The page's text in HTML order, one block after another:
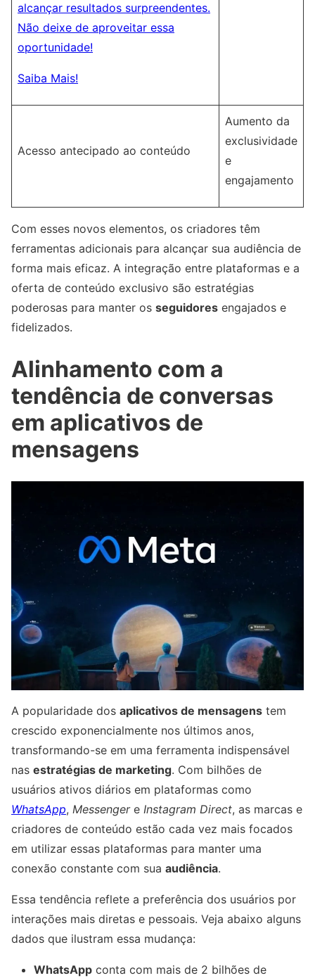
alcançar resultados surpreendentes.
Não deixe de aproveitar essa
oportunidade!
Saiba Mais!
Acesso antecipado ao conteúdo
Aumento da
exclusividade
e
engajamento
Com esses novos elementos, os criadores têm
ferramentas adicionais para alcançar sua audiência de
forma mais eficaz. A integração entre plataformas e a
oferta de conteúdo exclusivo são estratégias
poderosas para manter os seguidores engajados e
fidelizados.
Alinhamento com a
tendência de conversas
em aplicativos de
mensagens
A popularidade dos aplicativos de mensagens tem
crescido exponencialmente nos últimos anos,
transformando-se em uma ferramenta indispensável
nas estratégias de marketing. Com bilhões de
usuários ativos diários em plataformas como
WhatsApp, Messengere Instagram Direct, as marcas e
criadores de conteúdo estão cada vez mais focados
em utilizar essas plataformas para manter uma
conexão constante com sua audiência.
Essa tendência reflete a preferência dos usuários por
interações mais diretas e pessoais. Veja abaixo alguns
dados que ilustram essa mudança:
WhatsApp conta com mais de 2 bilhões de